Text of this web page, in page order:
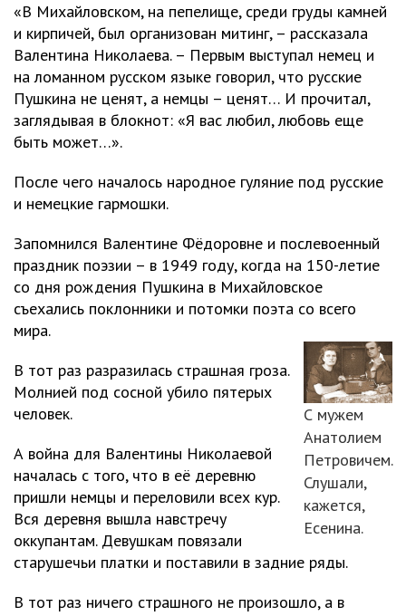
«В Михайловском, на пепелище, среди груды камней
и кирпичей, был организован митинг, – рассказала
Валентина Николаева. – Первым выступал немец и
на ломанном русском языке говорил, что русские
Пушкина не ценят, а немцы – ценят… И прочитал,
заглядывая в блокнот: «Я вас любил, любовь еще
быть может…».
После чего началось народное гуляние под русские
и немецкие гармошки.
Запомнился Валентине Фёдоровне и послевоенный
праздник поэзии – в 1949 году, когда на 150-летие
со дня рождения Пушкина в Михайловское
съехались поклонники и потомки поэта со всего
мира.
С мужем
Анатолием
Петровичем.
Слушали,
кажется,
Есенина.
В тот раз разразилась страшная гроза.
Молнией под сосной убило пятерых
человек.
А война для Валентины Николаевой
началась с того, что в её деревню
пришли немцы и переловили всех кур.
Вся деревня вышла навстречу
оккупантам. Девушкам повязали
старушечьи платки и поставили в задние ряды.
В тот раз ничего страшного не произошло, а в